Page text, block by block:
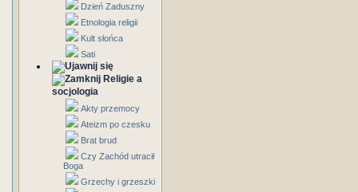
Dzień Zaduszny
Etnologia religii
Kult słońca
Sati
Religie a
socjologia
Akty przemocy
Ateizm po czesku
Brat brud
Czy Zachód utracił
Boga
Grzechy i grzeszki